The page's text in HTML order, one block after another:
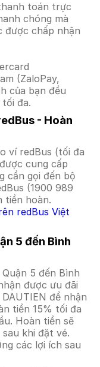
toán trực
chóng mà
được chấp nhận
(ZaloPay,
của bạn đều
đa.
- Hoàn
ví redBus (tối đa
cung cấp
cần gọi đến bộ
(1900 989
tiền hoàn.
redBus Việt
5 đến Bình
5 đến Bình
được ưu đãi
để nhận
tiền 15% tối đa
Hoàn tiền sẽ
khi đặt vé.
các lợi ích sau